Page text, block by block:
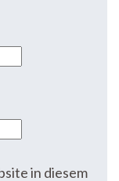
in diesem